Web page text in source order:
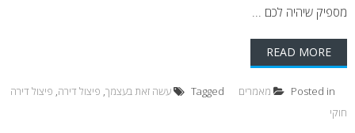
מספיק שיהיה לכם ...
READ MORE
Posted in מאמרים Tagged עשה זאת בעצמך, פיצול דירה, פיצול דירה
חוקי